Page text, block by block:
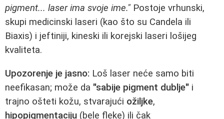
pigment... laser ima svoje ime." Postoje vrhunski,
skupi medicinski laseri (kao što su Candela ili
Biaxis) i jeftiniji, kineski ili korejski laseri lošijeg
kvaliteta.
Upozorenje je jasno: Loš laser neće samo biti
neefikasan; može da "sabije pigment dublje" i
trajno ošteti kožu, stvarajući ožiljke,
hipopigmentaciju (bele fleke) ili čak